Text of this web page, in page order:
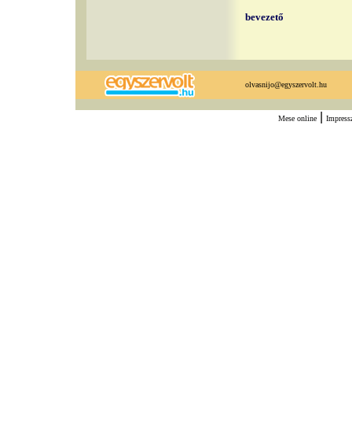
bevezető
olvasnijo@egyszervolt.hu
Mese online|